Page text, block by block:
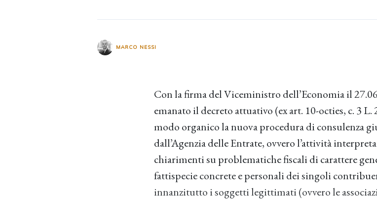
MARCO NESSI
Con la firma del Viceministro dell’Economia il
emanato il decreto attuativo (ex art. 10-octies, c. 3
modo organico la nuova procedura di consulenza
dall’Agenzia delle Entrate, ovvero l’attività
chiarimenti su problematiche fiscali di carattere
fattispecie concrete e personali dei singoli
innanzitutto i soggetti legittimati (ovvero le